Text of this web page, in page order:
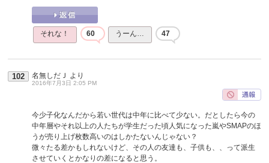
それな！ 60 うーん… 47
102 名無しだＪ より
2016年7月3日 2:05 PM
今少子化なんだから若い世代は中年に比べて少ない。だとしたら今の
中年層やそれ以上の人たちが学生だった頃人気になった嵐やSMAPのほ
うが売り上げ枚数高いのはしかたないんじゃない？
微々たる差かもしれないけど、その人の友達も、子供も、、って派生
させていくとかなりの差になると思う。